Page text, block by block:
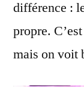
différence :
propre.
mais on voit